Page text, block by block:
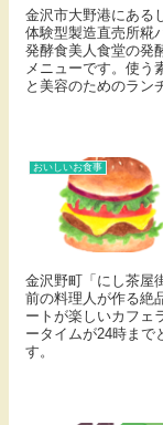
金沢市大野港にある
体験型製造直売所糀
発酵食美人食堂の発
メニューです。使う
と美容のためのラン
おいしいお食事
金沢野町「にし茶屋
前の料理人が作る絶
ートが楽しいカフェ
ータイムが24時まで
す。